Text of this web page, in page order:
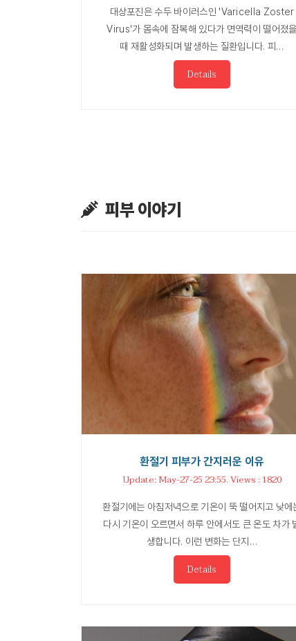
대상포진은 수두 바이러스인 'Varicella Zoster
Virus'가 몸속에 잠복해 있다가 면역력이 떨어졌을
때 재활성화되며 발생하는 질환입니다. 피…
Details
피부 이야기
환절기 피부가 간지러운 이유
Update: May-27-25 23:55. Views : 1820
환절기에는 아침저녁으로 기온이 뚝 떨어지고 낮에
다시 기온이 오르면서 하루 안에서도 큰 온도 차가
생합니다. 이런 변화는 단지…
Details